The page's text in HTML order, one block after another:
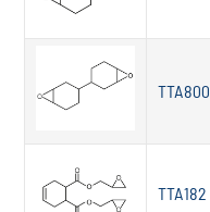
TTA800
TTA182